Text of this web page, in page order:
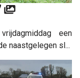
een
naastgelegen sl...